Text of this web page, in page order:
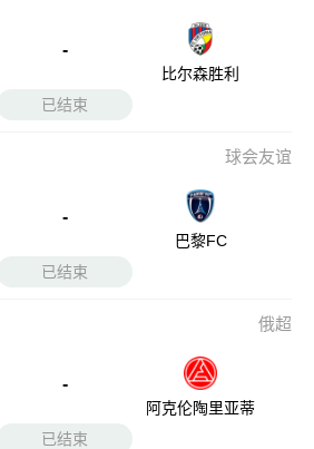
-
比尔森胜利
已结束
球会友谊
-
巴黎FC
已结束
俄超
-
阿克伦陶里亚蒂
已结束